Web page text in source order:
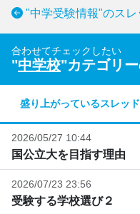
"中学受験情報"のスレ
合わせてチェックしたい
"中学校"カテゴリ
盛り上がっているスレッド
2026/05/27 10:44
国公立大を目指す理由
2026/07/23 23:56
受験する学校選び２